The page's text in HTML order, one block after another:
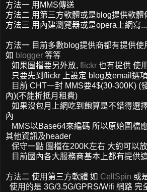
方法一 用MMS傳送
方法二 用第三方軟體或是blog提供軟體
方法三 用內建瀏覽器或是opera上網寫
方法一 目前多數blog提供商都有提供使
如 blogger 等等
如果圖檔要另外放, flickr 也有提供 使
只要先到flickr 上設定 blog及email選
目前 CHT一封 MMS要4$(30-300K) (
內)(不能折抵月租費)
如果沒包月上網吃到飽算是不錯得選
內
MMS以Base64來編碼 所以原始圖檔
其他資訊及header
保守一點 圖檔在200K左右 大約可以
目前國內各大服務商基本上都有提供
方法二 使用第三方軟體 如 CellSpin 或
使用的是 3G/3.5G/GPRS/Wifi 網路 完